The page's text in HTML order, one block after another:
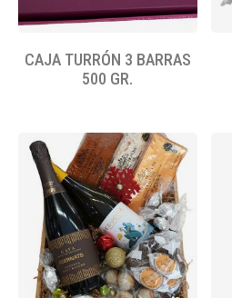
CAJA TURRÓN 3 BARRAS
500 GR.